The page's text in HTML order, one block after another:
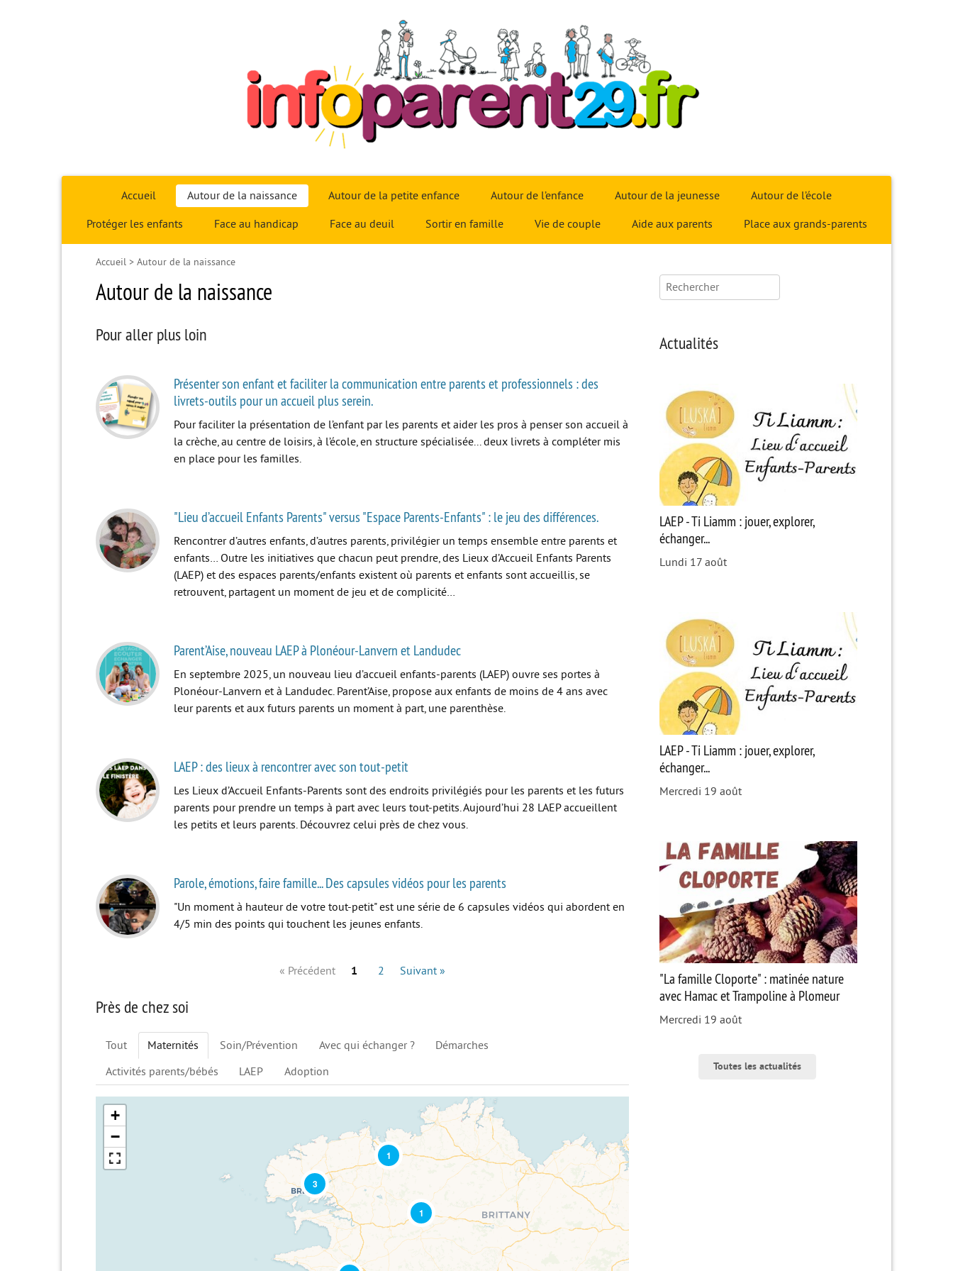
Infoparent29
Accueil Autour de la naissance Autour de la petite enfance Autour de l’enfance Autour de la jeunesse Autour de l’école
Protéger les enfants Face au handicap Face au deuil Sortir en famille Vie de couple Aide aux parents Place aux grands-parents
Accueil > Autour de la naissance
Autour de la naissance
Pour aller plus loin
Présenter son enfant et faciliter la communication entre parents et professionnels : des
livrets-outils pour un accueil plus serein.
Pour faciliter la présentation de l’enfant par les parents et aider les pros à penser son accueil à
la crèche, au centre de loisirs, à l’école, en structure spécialisée... deux livrets à compléter mis
en place pour les familles.
"Lieu d’accueil Enfants Parents" versus "Espace Parents-Enfants" : le jeu des différences.
Rencontrer d’autres enfants, d’autres parents, privilégier un temps ensemble entre parents et
enfants… Outre les initiatives que chacun peut prendre, des Lieux d’Accueil Enfants Parents
(LAEP) et des espaces parents/enfants existent où parents et enfants sont accueillis, se
retrouvent, partagent un moment de jeu et de complicité…
Parent’Aise, nouveau LAEP à Plonéour-Lanvern et Landudec
En septembre 2025, un nouveau lieu d’accueil enfants-parents (LAEP) ouvre ses portes à
Plonéour-Lanvern et à Landudec. Parent’Aise, propose aux enfants de moins de 4 ans avec
leur parents et aux futurs parents un moment à part, une parenthèse.
LAEP : des lieux à rencontrer avec son tout-petit
Les Lieux d’Accueil Enfants-Parents sont des endroits privilégiés pour les parents et les futurs
parents pour prendre un temps à part avec leurs tout-petits. Aujourd’hui 28 LAEP accueillent
les petits et leurs parents. Découvrez celui près de chez vous.
Parole, émotions, faire famille... Des capsules vidéos pour les parents
"Un moment à hauteur de votre tout-petit" est une série de 6 capsules vidéos qui abordent en
4/5 min des points qui touchent les jeunes enfants.
« Précédent 1 2 Suivant »
Près de chez soi
Tout Maternités Soin/Prévention Avec qui échanger ? Démarches
Activités parents/bébés LAEP Adoption
1
1
3
+
−
Rechercher :
Actualités
LAEP - Ti Liamm : jouer, explorer,
échanger...
Lundi 17 août
LAEP - Ti Liamm : jouer, explorer,
échanger...
Mercredi 19 août
"La famille Cloporte" : matinée nature
avec Hamac et Trampoline à Plomeur
Mercredi 19 août
Toutes les actualités